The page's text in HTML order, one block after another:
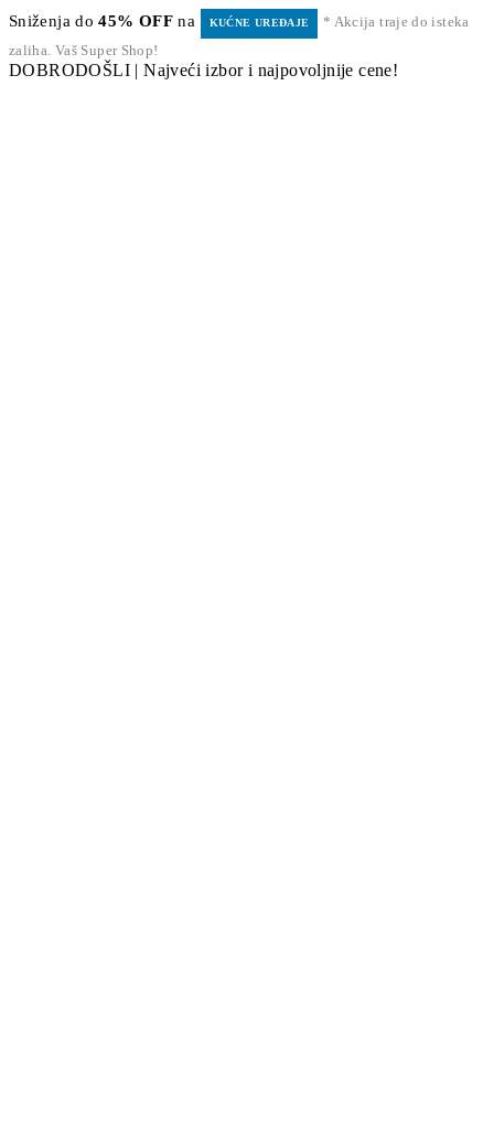
Sniženja do45% OFF na KUĆNE UREĐAJE
* Akcija traje do isteka
zaliha. Vaš Super Shop!
DOBRODOŠLI | Najveći izbor i najpovoljnije cene!